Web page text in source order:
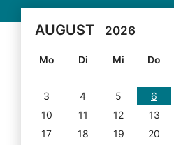
AUGUST 2026
Mo Di Mi Do
3
4 5 6
10
11 12 13
17
18 19 20